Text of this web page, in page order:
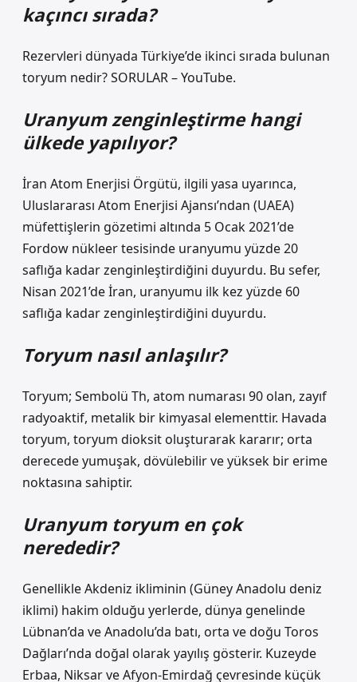
kaçıncı sırada?
Rezervleri dünyada Türkiye’de ikinci sırada bulunan
toryum nedir? SORULAR – YouTube.
Uranyum zenginleştirme hangi
ülkede yapılıyor?
İran Atom Enerjisi Örgütü, ilgili yasa uyarınca,
Uluslararası Atom Enerjisi Ajansı’ndan (UAEA)
müfettişlerin gözetimi altında 5 Ocak 2021’de
Fordow nükleer tesisinde uranyumu yüzde 20
saflığa kadar zenginleştirdiğini duyurdu. Bu sefer,
Nisan 2021’de İran, uranyumu ilk kez yüzde 60
saflığa kadar zenginleştirdiğini duyurdu.
Toryum nasıl anlaşılır?
Toryum; Sembolü Th, atom numarası 90 olan, zayıf
radyoaktif, metalik bir kimyasal elementtir. Havada
toryum, toryum dioksit oluşturarak kararır; orta
derecede yumuşak, dövülebilir ve yüksek bir erime
noktasına sahiptir.
Uranyum toryum en çok
nerededir?
Genellikle Akdeniz ikliminin (Güney Anadolu deniz
iklimi) hakim olduğu yerlerde, dünya genelinde
Lübnan’da ve Anadolu’da batı, orta ve doğu Toros
Dağları’nda doğal olarak yayılış gösterir. Kuzeyde
Erbaa, Niksar ve Afyon-Emirdağ çevresinde küçük